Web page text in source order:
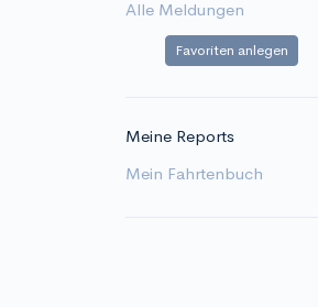
Alle Meldungen
Favoriten anlegen
Meine Reports
Mein Fahrtenbuch